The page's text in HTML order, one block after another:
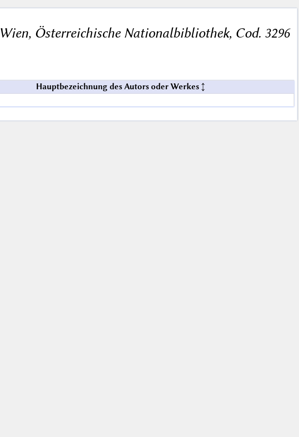
Wien, Österreichische Nationalbibliothek, Cod. 3296
Hauptbezeichnung des Autors oder Werkes